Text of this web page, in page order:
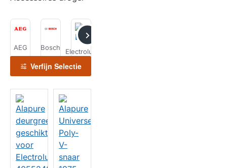
AEG Bosch
Electrolux
Verfijn Selectie